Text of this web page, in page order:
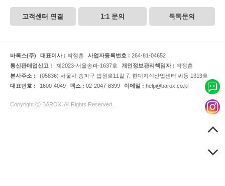
고객센터 연결 1:1 문의 톡톡문의
바록스(주) 대표이사 : 박정훈 사업자등록번호 : 264-81-04652
통신판매업신고 :
제2023-서울송파-1637호 개인정보관리책임자 : 박정훈
본사주소 :
(05836) 서울시 송파구 법원로11길 7, 현대지식산업센터 씨동 1319호
대표번호 :
1600-4049 팩스 : 02-2047-8399 이메일 : help@barox.co.kr
Copyright ⓒ BAROX. All Rights Reserved.